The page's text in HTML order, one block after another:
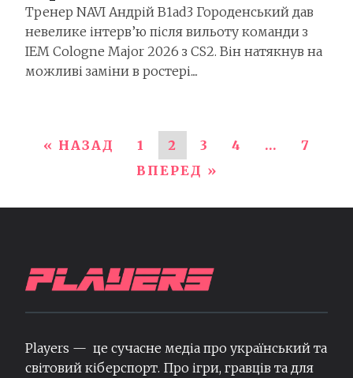
Тренер NAVI Андрій B1ad3 Городенський дав
невелике інтерв’ю після вильоту команди з
IEM Cologne Major 2026 з CS2. Він натякнув на
можливі заміни в ростері....
« НАЗАД 1 2 3 4 …
7
ВПЕРЕД »
Players — це сучасне медіа про український та
світовий кіберспорт. Про ігри, гравців та для